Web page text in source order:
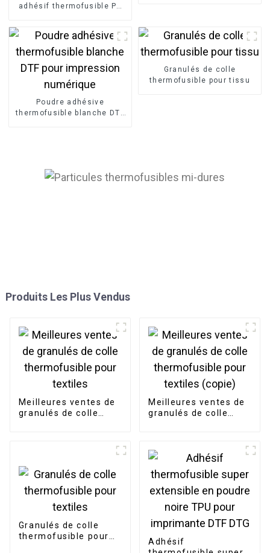
adhésif thermofusible PA
Poudre adhésive
thermofusible blanche DTF
Granulés de colle
thermofusible pour tissu
Produits Les Plus Vendus
Meilleures ventes de
granulés de colle
Meilleures ventes de
granulés de colle
Granulés de colle
thermofusible pour
Adhésif